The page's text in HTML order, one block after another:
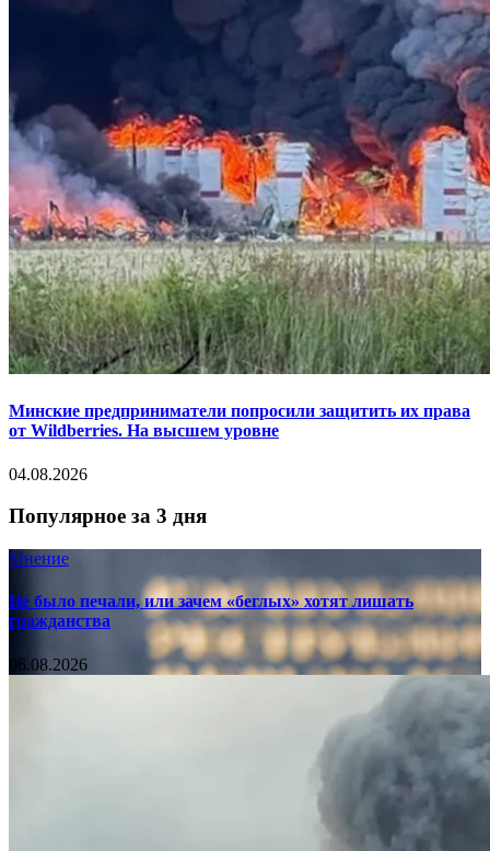
Минские предприниматели попросили защитить их права
от Wildberries. На высшем уровне
04.08.2026
Популярное за 3 дня
Мнение
Не было печали, или зачем «беглых» хотят лишать
гражданства
06.08.2026